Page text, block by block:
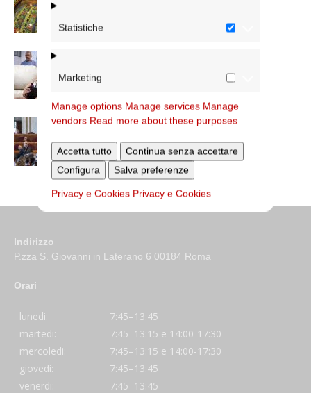
Statistiche
Marketing
Manage options Manage services Manage
vendors Read more about these purposes
Accetta tutto
Continua senza accettare
Configura
Salva preferenze
Privacy e Cookies Privacy e Cookies
Dichiarazione di Roma, l’intervento del
Indirizzo
P.zza S. Giovanni in Laterano 6 00184 Roma
Orari
lunedi:
7:45–13:45
martedi:
7:45–13:15 e 14:00-17:30
mercoledi:
7:45–13:15 e 14:00-17:30
giovedi:
7:45–13:45
venerdi:
7:45–13:45